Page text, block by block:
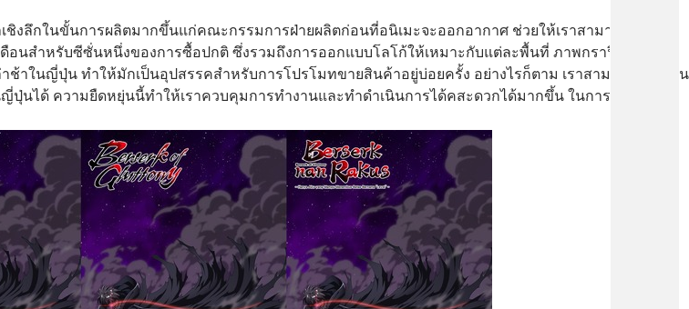
ลึกในขั้นการผลิตมากขึ้นแก่คณะกรรมการฝ่ายผลิตก่อนที่อนิเมะจะออกอากาศ ช่วยให้เราสามารถวาง
อนสำหรับซีซั่นหนึ่งของการซื้อปกติ ซึ่งรวมถึงการออกแบบโลโก้ให้เหมาะกับแต่ละพื้นที่ ภาพกราฟิกที่
ช้าในญี่ปุ่น ทำให้มักเป็นอุปสรรคสำหรับการโปรโมทขายสินค้าอยู่บ่อยครั้ง อย่างไรก็ตาม เราสามารถประสาน
นได้ ความยืดหยุ่นนี้ทำให้เราควบคุมการทำงานและทำดำเนินการได้คสะดวกได้มากขึ้น ในการพยายาม